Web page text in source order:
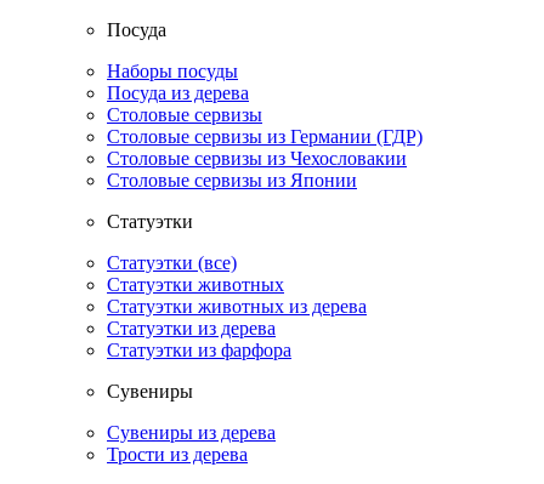
Посуда
Наборы посуды
Посуда из дерева
Столовые сервизы
Столовые сервизы из Германии (ГДР)
Столовые сервизы из Чехословакии
Столовые сервизы из Японии
Статуэтки
Статуэтки (все)
Статуэтки животных
Статуэтки животных из дерева
Статуэтки из дерева
Статуэтки из фарфора
Сувениры
Сувениры из дерева
Трости из дерева